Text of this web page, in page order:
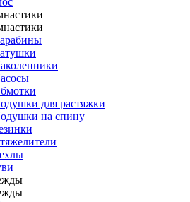
для растяжки
на спину